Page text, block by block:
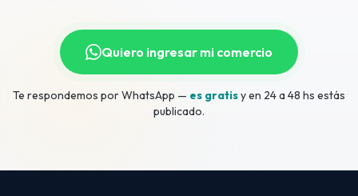
Quiero ingresar mi comercio
Te respondemos por WhatsApp — es gratisy en 24 a 48 hs estás
publicado.